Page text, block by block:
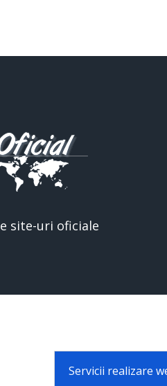
site-uri oficiale
Servicii realizare